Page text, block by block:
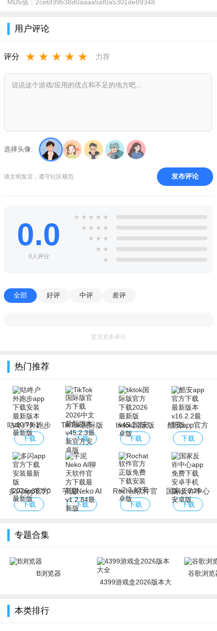
MD5值： 2ce6f39b38d0aaaa5af0a5301de89348
用户评论
评分 ★ ★ ★ ★ ★ 力荐
选择头像:
请文明发言，遵守社区规范 发布评论
0.0
0人评分
★ ★ ★ ★ ★
★ ★ ★ ★
★ ★ ★
★ ★
★
全部 好评 中评 差评
暂无更多评论
热门推荐
咕咚户外跑步
app下载安装
最新版本
下载
TikTok国际版
官方下载2026
中文最新版本
下载
tiktok国际版
官方下载2026
最新版
下载
酷安app官方
下载最新版本
下载
多闪app官方
下载安装最新
下载
芋泥Neko AI
聊天软件官方
下载
Rochat软件官
方正版免费下
下载
国家反诈中心
app免费下载
下载
专题合集
B浏览器
4399游戏盒2026版本大
谷歌浏览
本类排行